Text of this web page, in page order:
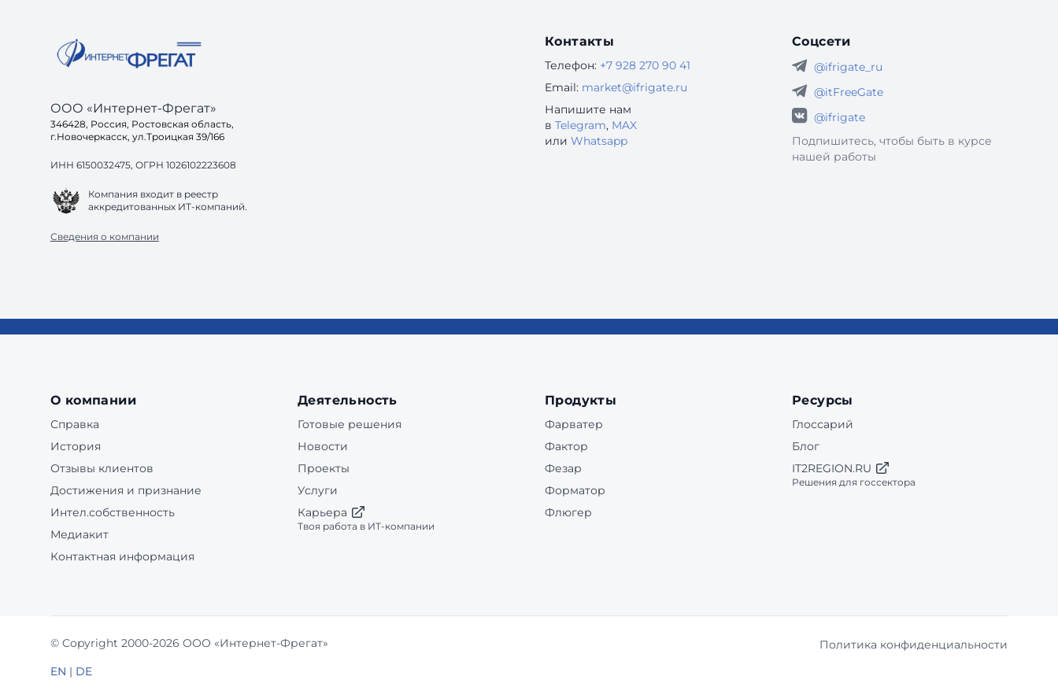
ООО «Интернет-Фрегат»
346428, Россия, Ростовская область,
г.Новочеркасск, ул.Троицкая 39/166
ИНН 6150032475, ОГРН 1026102223608
Компания входит в реестр
аккредитованных ИТ-компаний.
Сведения о компании
Контакты
Телефон: +7 928 270 90 41
Email: market@ifrigate.ru
Напишите нам
в Telegram, MAX
или Whatsapp
Соцсети
@ifrigate_ru
@itFreeGate
@ifrigate
Подпишитесь, чтобы быть в курсе
нашей работы
О компании
Справка
История
Отзывы клиентов
Достижения и признание
Интел.собственность
Медиакит
Контактная информация
Деятельность
Готовые решения
Новости
Проекты
Услуги
Карьера
Твоя работа в ИТ-компании
Продукты
Фарватер
Фактор
Фезар
Форматор
Флюгер
Ресурсы
Глоссарий
Блог
IT2REGION.RU
Решения для госсектора
© Copyright 2000-2026 ООО «Интернет-Фрегат»
EN | DE
Политика конфиденциальности